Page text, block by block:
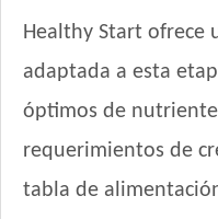
Top Nutrition Gato
Upper Crock Kitten
Vitalcan Complete Gatitos
Vitalcan Premium Gatitos
Healthy Start ofrece
adaptada a esta
óptimos de
requerimientos de
tabla de